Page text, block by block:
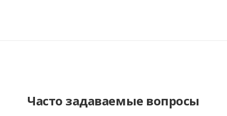
Часто задаваемые вопросы